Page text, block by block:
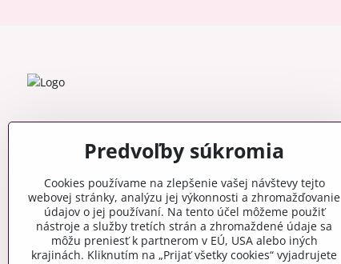
Predvoľby súkromia
Cookies používame na zlepšenie vašej návštevy tejto
webovej stránky, analýzu jej výkonnosti a zhromažďovanie
údajov o jej používaní. Na tento účel môžeme použiť
nástroje a služby tretích strán a zhromaždené údaje sa
môžu preniesť k partnerom v EÚ, USA alebo iných
krajinách. Kliknutím na „Prijať všetky cookies“ vyjadrujete